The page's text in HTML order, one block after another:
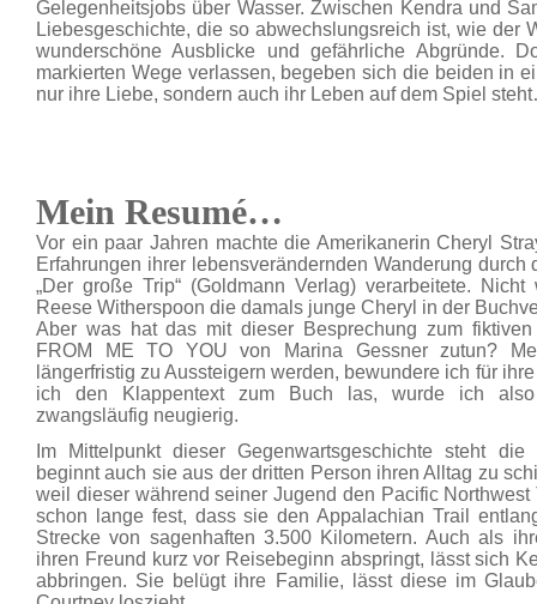
Gelegenheitsjobs über Wasser. Zwischen Kendra und
Liebesgeschichte, die so abwechslungsreich ist, wie der
wunderschöne Ausblicke und gefährliche Abgründe.
markierten Wege verlassen, begeben sich die beiden in
nur ihre Liebe, sondern auch ihr Leben auf dem Spiel
Mein Resumé…
Vor ein paar Jahren machte die Amerikanerin Cheryl
Erfahrungen ihrer lebensverändernden Wanderung
„Der große Trip“ (Goldmann Verlag) verarbeitete.
Reese Witherspoon die damals junge Cheryl in der
Aber was hat das mit dieser Besprechung zum
FROM ME TO YOU von Marina Gessner zutun?
längerfristig zu Aussteigern werden, bewundere ich für
ich den Klappentext zum Buch las, wurde ich also
zwangsläufig neugierig.
Im Mittelpunkt dieser Gegenwartsgeschichte steht
beginnt auch sie aus der dritten Person ihren Alltag zu
weil dieser während seiner Jugend den Pacific
schon lange fest, dass sie den Appalachian Trail
Strecke von sagenhaften 3.500 Kilometern. Auch als
ihren Freund kurz vor Reisebeginn abspringt, lässt sich
abbringen. Sie belügt ihre Familie, lässt diese im